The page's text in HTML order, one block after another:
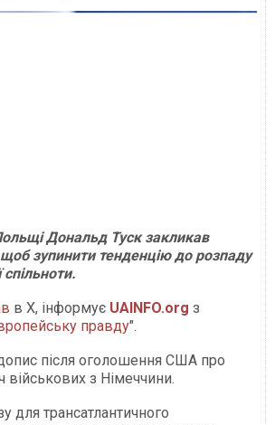
Дональд Туск закликав
зупинити тенденцію до розпаду
в Х, інформує UAINFO.org з
правду".
після оголошення США про
військових з Німеччини.
для трансатлантичного